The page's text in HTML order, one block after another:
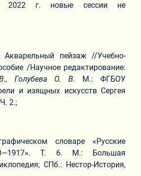
г. новые сессии не
пейзаж //Учебно-
/Научное редактирование:
Голубева О. В. М.: ФГБОУ
и изящных искусств Сергея
2.;
словаре «Русские
Т. 6. М.: Большая
СПб.: Нестор-История,